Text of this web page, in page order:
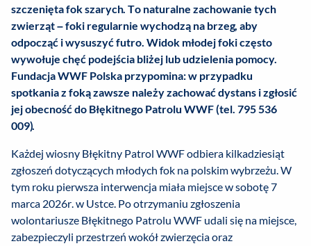
szczenięta fok szarych. To naturalne zachowanie tych
zwierząt – foki regularnie wychodzą na brzeg, aby
odpocząć i wysuszyć futro. Widok młodej foki często
wywołuje chęć podejścia bliżej lub udzielenia pomocy.
Fundacja WWF Polska przypomina: w przypadku
spotkania z foką zawsze należy zachować dystans i zgłosić
jej obecność do Błękitnego Patrolu WWF (tel. 795 536
009).
Każdej wiosny Błękitny Patrol WWF odbiera kilkadziesiąt
zgłoszeń dotyczących młodych fok na polskim wybrzeżu. W
tym roku pierwsza interwencja miała miejsce w sobotę 7
marca 2026r. w Ustce. Po otrzymaniu zgłoszenia
wolontariusze Błękitnego Patrolu WWF udali się na miejsce,
zabezpieczyli przestrzeń wokół zwierzęcia oraz